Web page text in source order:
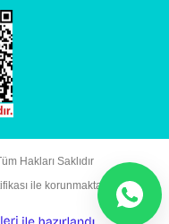
Hakları Saklıdır
ile korunmaktadır.
e- ile